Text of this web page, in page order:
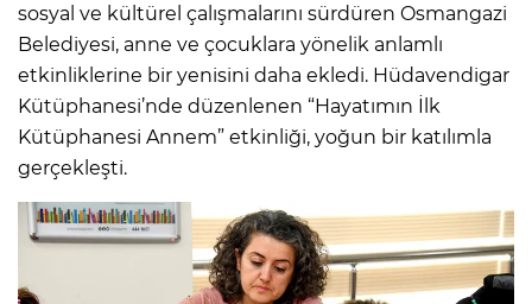
sosyal ve kültürel çalışmalarını sürdüren Osmangazi
Belediyesi, anne ve çocuklara yönelik anlamlı
etkinliklerine bir yenisini daha ekledi. Hüdavendigar
Kütüphanesi’nde düzenlenen “Hayatımın İlk
Kütüphanesi Annem” etkinliği, yoğun bir katılımla
gerçekleşti.